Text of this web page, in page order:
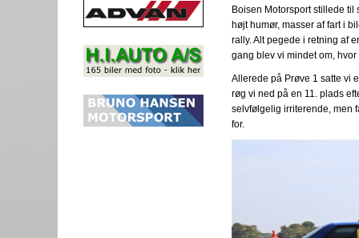
Boisen Motorsport stillede
højt humør, masser af fart i
rally. Alt pegede i retning af
gang blev vi mindet om,
Allerede på Prøve 1 satte vi
røg vi ned på en 11. plads
selvfølgelig irriterende, men
for.